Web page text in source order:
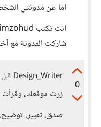
اما عن مدونتي
شاركت المدونة مع
0
Design_Writer
زرت موقعك، وقرأت
صدق، تعبير، توضيح،